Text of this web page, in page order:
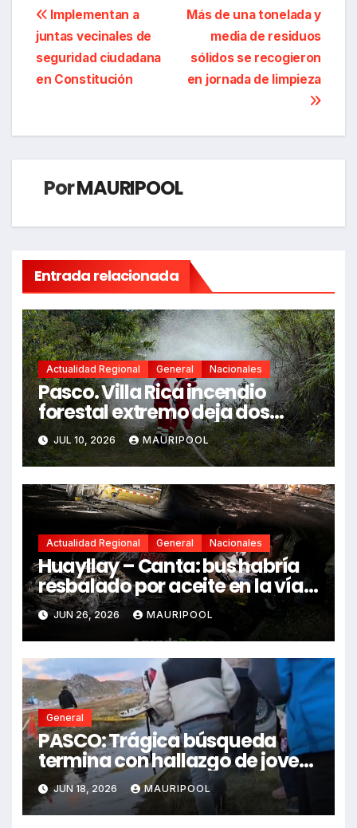
Navegación
de
entradas
Más de una tonelada y
media de residuos
sólidos se recogieron
en jornada de limpieza
Implementan a
juntas vecinales de
seguridad ciudadana
en Constitución
PorMAURIPOOL
Entrada relacionada
Actualidad Regional General Nacionales
Pasco. Villa Rica incendio
forestal extremo deja dos
fallecidos y heridos
JUL 10, 2026 MAURIPOOL
Actualidad Regional General Nacionales
Huayllay – Canta: bus habría
resbalado por aceite en la vía e
impactó auto siniestrado
dejando dos fallecidos
JUN 26, 2026 MAURIPOOL
General
PASCO: Trágica búsqueda
termina con hallazgo de joven
sin vida en Rancas
JUN 18, 2026 MAURIPOOL